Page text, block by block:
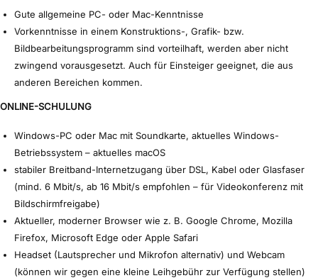
Gute allgemeine PC- oder Mac-Kenntnisse
Vorkenntnisse in einem Konstruktions-, Grafik- bzw.
Bildbearbeitungsprogramm sind vorteilhaft, werden aber nicht
zwingend vorausgesetzt. Auch für Einsteiger geeignet, die aus
anderen Bereichen kommen.
ONLINE-SCHULUNG
Windows-PC oder Mac mit Soundkarte, aktuelles Windows-
Betriebssystem – aktuelles macOS
stabiler Breitband-Internetzugang über DSL, Kabel oder Glasfaser
(mind. 6 Mbit/s, ab 16 Mbit/s empfohlen – für Videokonferenz mit
Bildschirmfreigabe)
Aktueller, moderner Browser wie z. B. Google Chrome, Mozilla
Firefox, Microsoft Edge oder Apple Safari
Headset (Lautsprecher und Mikrofon alternativ) und Webcam
(können wir gegen eine kleine Leihgebühr zur Verfügung stellen)